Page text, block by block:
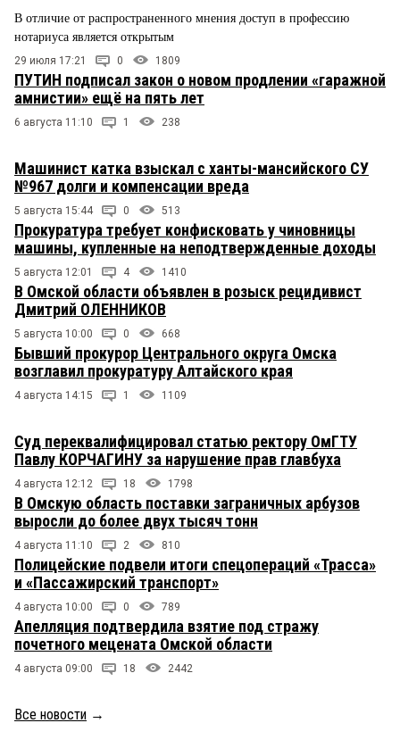
В отличие от распространенного мнения доступ в профессию
нотариуса является открытым
29 июля 17:21 0 1809
ПУТИН подписал закон о новом продлении «гаражной
амнистии» ещё на пять лет
6 августа 11:10 1 238
Машинист катка взыскал с ханты-мансийского СУ
№967 долги и компенсации вреда
5 августа 15:44 0 513
Прокуратура требует конфисковать у чиновницы
машины, купленные на неподтвержденные доходы
5 августа 12:01 4 1410
В Омской области объявлен в розыск рецидивист
Дмитрий ОЛЕННИКОВ
5 августа 10:00 0 668
Бывший прокурор Центрального округа Омска
возглавил прокуратуру Алтайского края
4 августа 14:15 1 1109
Суд переквалифицировал статью ректору ОмГТУ
Павлу КОРЧАГИНУ за нарушение прав главбуха
4 августа 12:12 18 1798
В Омскую область поставки заграничных арбузов
выросли до более двух тысяч тонн
4 августа 11:10 2 810
Полицейские подвели итоги спецопераций «Трасса»
и «Пассажирский транспорт»
4 августа 10:00 0 789
Апелляция подтвердила взятие под стражу
почетного мецената Омской области
4 августа 09:00 18 2442
Все новости →